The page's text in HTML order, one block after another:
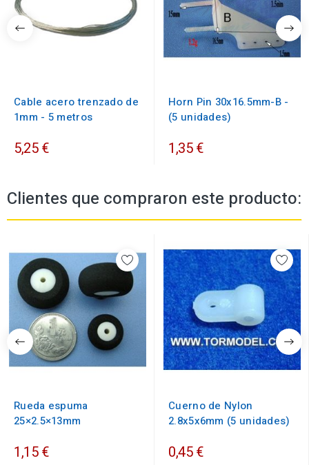
Cable acero trenzado de
1mm - 5 metros
5,25 €
Horn Pin 30x16.5mm-B -
(5 unidades)
1,35 €
Clientes que compraron este producto:
Rueda espuma
25×2.5×13mm
1,15 €
Cuerno de Nylon
2.8x5x6mm (5 unidades)
0,45 €